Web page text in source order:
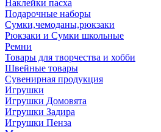
Наклейки пасха
Подарочные наборы
Сумки,чемоданы,рюкзаки
Рюкзаки и Сумки школьные
Ремни
Товары для творчества и хобби
Швейные товары
Сувенирная продукция
Игрушки
Игрушки Домовята
Игрушки Задира
Игрушки Пенза